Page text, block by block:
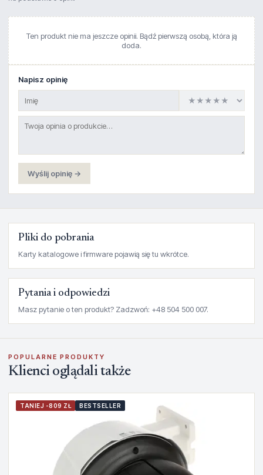
Ten produkt nie ma jeszcze opinii. Bądź pierwszą osobą, która ją
doda.
Napisz opinię
Wyślij opinię →
Pliki do pobrania
Karty katalogowe i firmware pojawią się tu wkrótce.
Pytania i odpowiedzi
Masz pytanie o ten produkt? Zadzwoń: +48 504 500 007.
POPULARNE PRODUKTY
Klienci oglądali także
TANIEJ -809 ZŁ BESTSELLER